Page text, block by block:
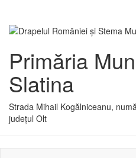
Primăria
Slatina
Strada Mihail Kogălniceanu,
județul Olt